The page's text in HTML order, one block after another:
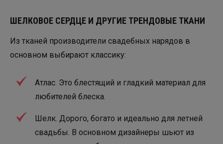
ШЕЛКОВОЕ СЕРДЦЕ И ДРУГИЕ ТРЕНДОВЫЕ ТКАНИ
Из тканей производители свадебных нарядов в
основном выбирают классику:
Атлас. Это блестящий и гладкий материал для
любителей блеска.
Шелк. Дорого, богато и идеально для летней
свадьбы. В основном дизайнеры шьют из